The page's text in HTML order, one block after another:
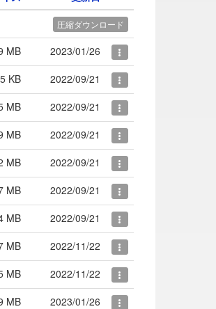
圧縮ダウンロード
MB
2023/01/26
KB
2022/09/21
MB
2022/09/21
MB
2022/09/21
MB
2022/09/21
MB
2022/09/21
MB
2022/09/21
MB
2022/11/22
MB
2022/11/22
MB 2023/01/26